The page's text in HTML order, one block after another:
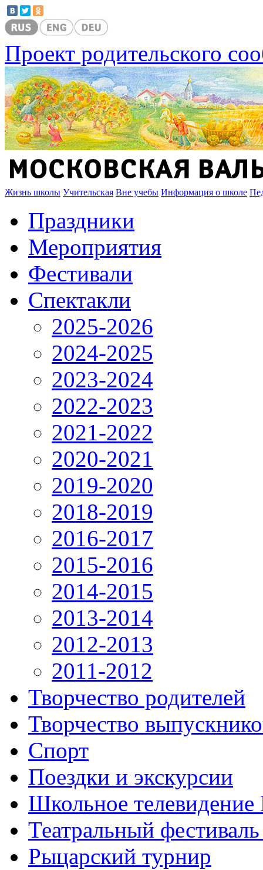
Проект родительского
Жизнь школы Учительская Вне учебы Информация о школе
Праздники
Мероприятия
Фестивали
Спектакли
2025-2026
2024-2025
2023-2024
2022-2023
2021-2022
2020-2021
2019-2020
2018-2019
2016-2017
2015-2016
2014-2015
2013-2014
2012-2013
2011-2012
Творчество родителей
Творчество
Спорт
Поездки и экскурсии
Школьное
Театральный
Рыцарский турнир